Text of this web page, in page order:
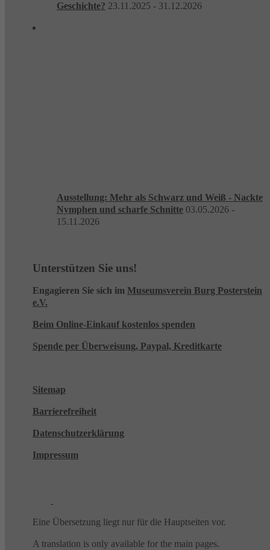
Geschichte? 23.11.2025 - 31.12.2026
Ausstellung: Mehr als Schwarz und Weiß - Nackte
Nymphen und scharfe Schnitte 03.05.2026 -
15.11.2026
Unterstützen Sie uns!
Engagieren Sie sich im Museumsverein Burg Posterstein
e.V.
Beim Online-Einkauf kostenlos spenden
Spende per Überweisung, Paypal, Kreditkarte
Sitemap
Barrierefreiheit
Datenschutzerklärung
Impressum
Eine Übersetzung liegt nur für die Hauptseiten vor.
A translation is only available for the main pages.